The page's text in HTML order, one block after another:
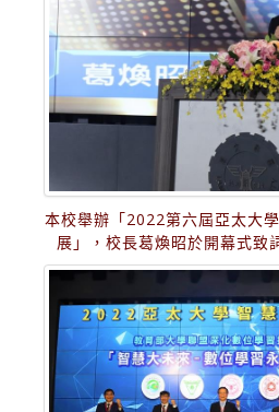
本校舉辦「2022第六屆亞太大
展」，校長葛煥昭於開幕式致